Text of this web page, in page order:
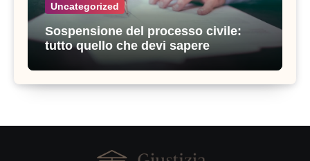
Uncategorized
Sospensione del processo civile:
tutto quello che devi sapere